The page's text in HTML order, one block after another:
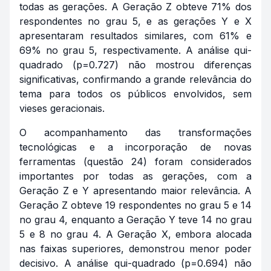
todas as gerações. A Geração Z obteve 71% dos
respondentes no grau 5, e as gerações Y e X
apresentaram resultados similares, com 61% e
69% no grau 5, respectivamente. A análise qui-
quadrado (p=0.727) não mostrou diferenças
significativas, confirmando a grande relevância do
tema para todos os públicos envolvidos, sem
vieses geracionais.
O acompanhamento das transformações
tecnológicas e a incorporação de novas
ferramentas (questão 24) foram considerados
importantes por todas as gerações, com a
Geração Z e Y apresentando maior relevância. A
Geração Z obteve 19 respondentes no grau 5 e 14
no grau 4, enquanto a Geração Y teve 14 no grau
5 e 8 no grau 4. A Geração X, embora alocada
nas faixas superiores, demonstrou menor poder
decisivo. A análise qui-quadrado (p=0.694) não